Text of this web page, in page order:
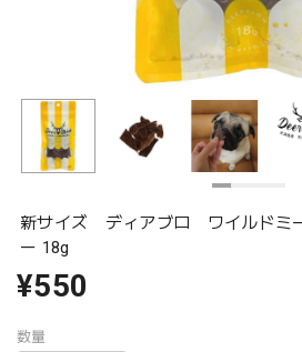
新サイズ ディアブロ ワイルドミ
ー 18g
¥550
数量